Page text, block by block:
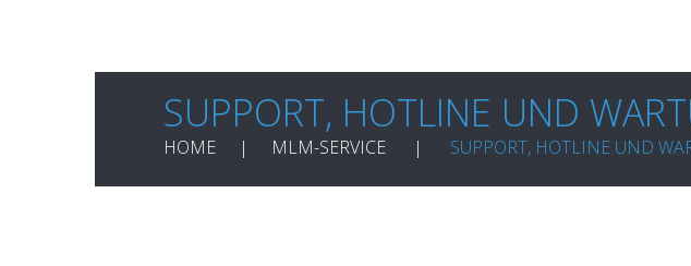
SUPPORT, HOTLINE UND
HOME MLM-SERVICE SUPPORT, HOTLINE UND